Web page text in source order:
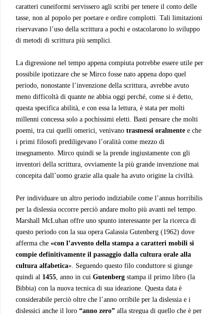
caratteri cuneiformi servissero agli scribi per tenere il conto delle
tasse, non al popolo per poetare e ordire complotti. Tali limitazioni
riservavano l’uso della scrittura a pochi e ostacolarono lo sviluppo
di metodi di scrittura più semplici.
La digressione nel tempo appena compiuta potrebbe essere utile per
possibile ipotizzare che se Mirco fosse nato appena dopo quel
periodo, nonostante l’invenzione della scrittura, avrebbe avuto
meno difficoltà di quante ne abbia oggi perché, come si è detto,
questa specifica abilità, e con essa la lettura, è stata per molti
millenni concessa solo a pochissimi eletti. Basti pensare che molti
poemi, tra cui quelli omerici, venivano trasmessi oralmente e che
i primi filosofi prediligevano l’oralità come mezzo di
insegnamento. Mirco quindi se la prende ingiustamente con gli
inventori della scrittura, ovviamente la più grande invenzione mai
concepita dall’uomo grazie alla quale ha avuto origine la civiltà.
Per individuare un altro periodo indiziabile come l’annus horribilis
per la dislessia occorre perciò andare molto più avanti nel tempo.
Marshall McLuhan offre uno spunto interessante per la ricerca di
questo periodo con la sua opera Galassia Gutenberg (1962) dove
afferma che «con l’avvento della stampa a caratteri mobili si
compie definitivamente il passaggio dalla cultura orale alla
cultura alfabetica». Seguendo questo filo conduttore si giunge
quindi al 1455, anno in cui Gutenberg stampa il primo libro (la
Bibbia) con la nuova tecnica di sua ideazione. Questa data è
considerabile perciò oltre che l’anno orribile per la dislessia e i
dislessici anche il loro “anno zero” alla stregua di quello che è per